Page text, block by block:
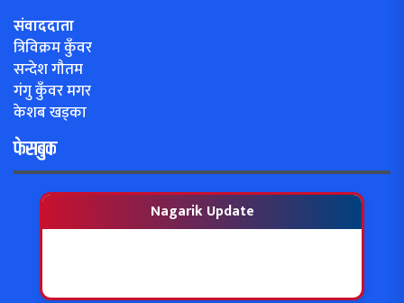
संवाददाता
त्रिविक्रम कुँवर
सन्देश गौतम
गंगु कुँवर मगर
केशब खड्का
फेसबुक
Nagarik Update